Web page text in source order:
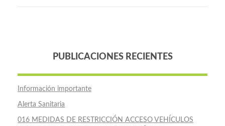
PUBLICACIONES RECIENTES
Información importante
Alerta Sanitaria
016 MEDIDAS DE RESTRICCIÓN ACCESO VEHÍCULOS